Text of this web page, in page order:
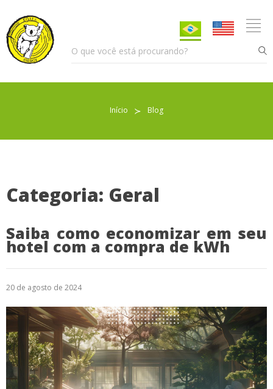
Início ≻ Blog
Categoria: Geral
Saiba como economizar em seu
hotel com a compra de kWh
20 de agosto de 2024
Sobre nós
Atendimento
Blog
Denúncias